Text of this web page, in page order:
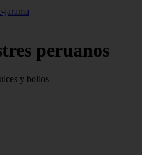
jarama
peruanos
y bollos